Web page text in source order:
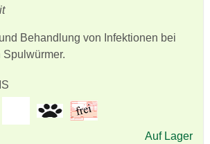
Behandlung von Infektionen bei
Spulwürmer.
Auf Lager